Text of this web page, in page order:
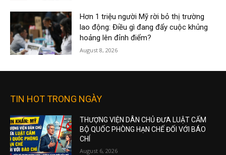
Hơn 1 triệu người Mỹ rời bỏ thị trường
lao động: Điều gì đang đẩy cuộc khủng
hoảng lên đỉnh điểm?
August 8, 2026
TIN HOT TRONG NGÀY
THƯỢNG VIỆN DÂN CHỦ ĐƯA LUẬT CẤM
BỘ QUỐC PHÒNG HẠN CHẾ ĐỐI VỚI BÁO
CHÍ
August 6, 2026